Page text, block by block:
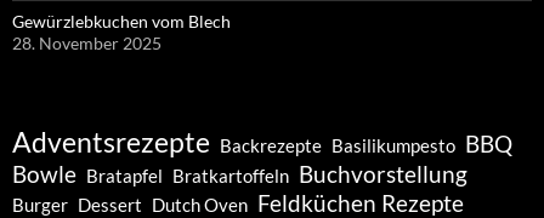
Gewürzlebkuchen vom Blech
28. November 2025
Adventsrezepte Backrezepte Basilikumpesto BBQ
Bowle Bratapfel Bratkartoffeln Buchvorstellung
Burger Dessert Dutch Oven Feldküchen Rezepte